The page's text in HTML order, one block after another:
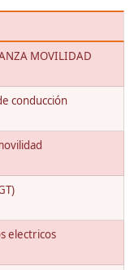
MOVILIDAD
conducción
electricos